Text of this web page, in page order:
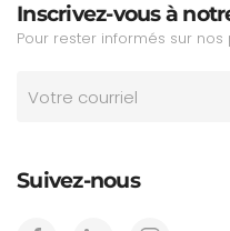
Inscrivez-vous à
Pour rester informés sur
Suivez-nous